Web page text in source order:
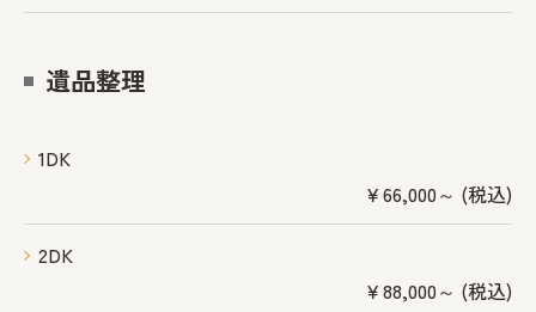
遺品整理
1DK
￥66,000～ (税込)
2DK
￥88,000～ (税込)